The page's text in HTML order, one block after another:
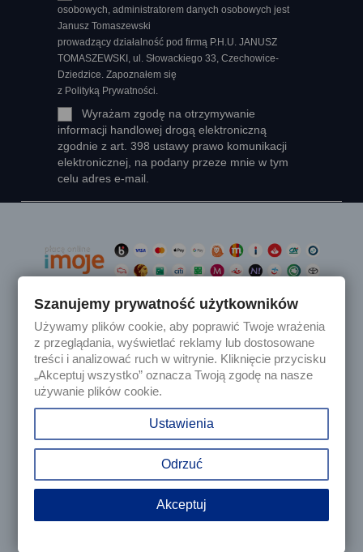
osobowych, administratorem danych osobowych jest
Janusz Tomaszewski
prowadzący działalność pod firmą P.H.U. JANUSZ
TOMASZEWSKI, ul. Słowackiego 33, Czechowice-
Dziedzice. Zapoznałem się
z Polityką Prywatności.
Wyrażam zgodę na otrzymywanie
informacji handlowej drogą elektroniczną
zgodnie z art. 398 ustawy prawo komunikacji
elektronicznej, na podany przeze mnie w tym
celu adres e-mail.
Produkty 
Nasza firma 
© 2025 - Sklep internetowy Tomczesci.pl. Wszelkie prawa
Szanujemy prywatność użytkowników
Używamy plików cookie, aby poprawić Twoje wrażenia
z przeglądania, wyświetlać reklamy lub dostosowane
treści i analizować ruch w witrynie. Kliknięcie przycisku
„Akceptuj wszystko” oznacza Twoją zgodę na nasze
używanie plików cookie.
Ustawienia
Odrzuć
Akceptuj